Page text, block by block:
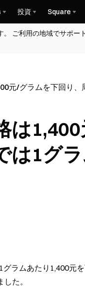
投資 Square
ご利用の地域でサポ
元/グラムを下回り、
は
は1グ
ラムあたり1,400元
た。